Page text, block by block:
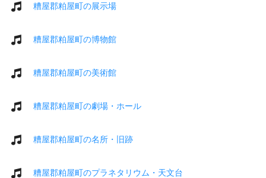
糟屋郡粕屋町の展示場
糟屋郡粕屋町の博物館
糟屋郡粕屋町の美術館
糟屋郡粕屋町の劇場・ホール
糟屋郡粕屋町の名所・旧跡
糟屋郡粕屋町のプラネタリウム・天文台